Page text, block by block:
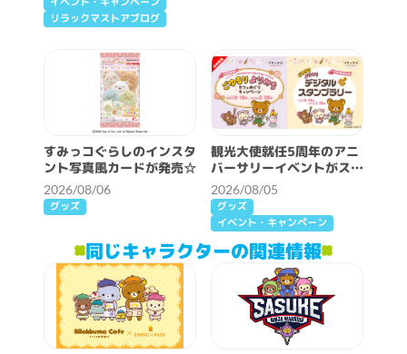
リラックマストアブログ
すみっコぐらしのインスタ
ント写真風カードが発売☆
2026/08/06
グッズ
観光大使就任5周年のアニ
バーサリーイベントがスタ
ート♪
2026/08/05
グッズ
イベント・キャンペーン
同じキャラクターの関連情報